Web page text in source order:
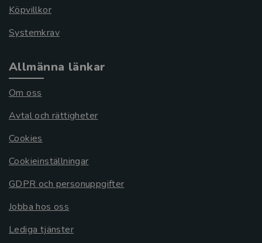
Köpvillkor
Systemkrav
Allmänna länkar
Om oss
Avtal och rättigheter
Cookies
Cookieinställningar
GDPR och personuppgifter
Jobba hos oss
Lediga tjänster